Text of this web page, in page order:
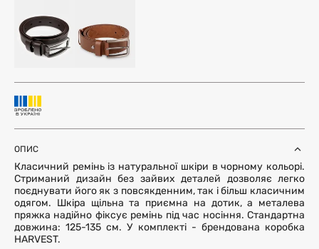
ОПИС
Класичний ремінь із натуральної шкіри в чорному кольорі.
Стриманий дизайн без зайвих деталей дозволяє легко
поєднувати його як з повсякденним, так і більш класичним
одягом. Шкіра щільна та приємна на дотик, а металева
пряжка надійно фіксує ремінь під час носіння. Стандартна
довжина: 125-135 см. У комплекті - брендована коробка
HARVEST.